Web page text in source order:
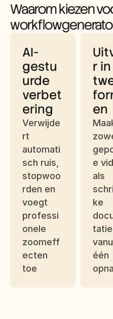
Waarom kiezen
AI-
gestu
urde
verbet
ering
Verwijde
rt
automati
sch ruis,
stopwoo
rden en
voegt
professi
onele
zoomeff
ecten
toe
r in
en
e
als
ke
tatie
één